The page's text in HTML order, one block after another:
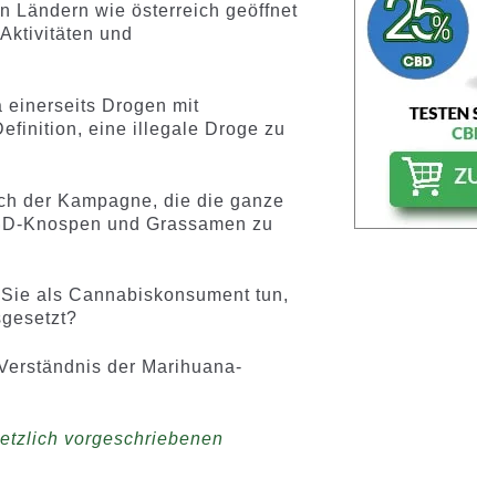
Ländern wie österreich geöffnet
und
einerseits Drogen mit
eine illegale Droge zu
der Kampagne, die die ganze
Knospen und Grassamen zu
als Cannabiskonsument tun,
der Marihuana-
vorgeschriebenen